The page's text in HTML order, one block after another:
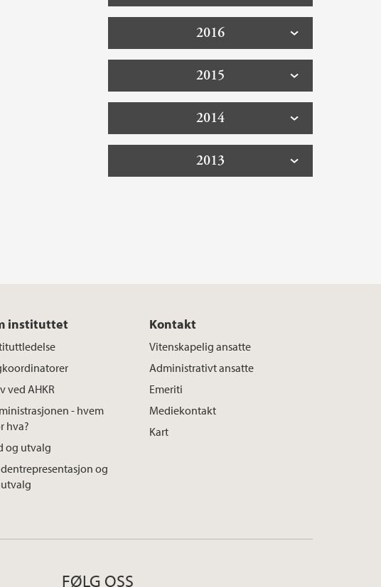
2016
2015
2014
2013
instituttet
ved AHKR
- hvem
hva?
og utvalg
og
Kontakt
Vitenskapelig ansatte
Administrativt ansatte
Emeriti
Mediekontakt
Kart
FØLG OSS